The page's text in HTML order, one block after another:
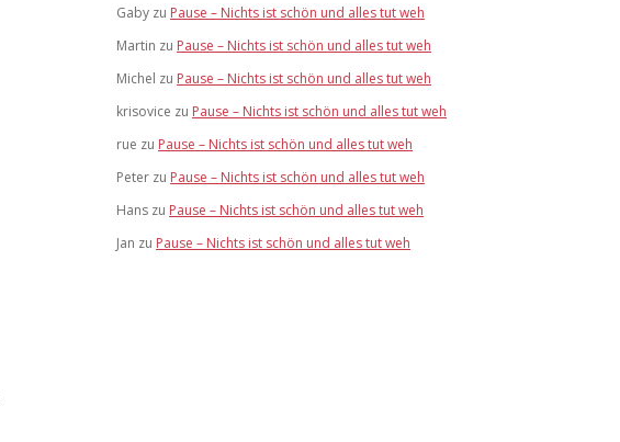
Gaby zu Pause – Nichts ist schön und alles tut weh
Martin zu Pause – Nichts ist schön und alles tut weh
Michel zu Pause – Nichts ist schön und alles tut weh
krisovice zu Pause – Nichts ist schön und alles tut weh
rue zu Pause – Nichts ist schön und alles tut weh
Peter zu Pause – Nichts ist schön und alles tut weh
Hans zu Pause – Nichts ist schön und alles tut weh
Jan zu Pause – Nichts ist schön und alles tut weh